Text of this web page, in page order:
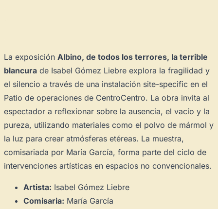
La exposición Albino, de todos los terrores, la terrible
blancura de Isabel Gómez Liebre explora la fragilidad y
el silencio a través de una instalación site-specific en el
Patio de operaciones de CentroCentro. La obra invita al
espectador a reflexionar sobre la ausencia, el vacío y la
pureza, utilizando materiales como el polvo de mármol y
la luz para crear atmósferas etéreas. La muestra,
comisariada por María García, forma parte del ciclo de
intervenciones artísticas en espacios no convencionales.
Artista: Isabel Gómez Liebre
Comisaria: María García
×
Novedad: Tu Panel de Usuario
Directorio de Arte estrena su nuevo Panel de Usuario
: tu
centro de control para gestionar todo tu arte.